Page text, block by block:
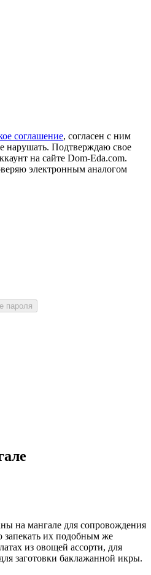
соглашение, согласен с ним
нарушать. Подтверждаю свое
на сайте Dom-Eda.com.
электронным аналогом
пароля
на мангале для сопровождения
их подобным же
из овощей ассорти, для
заготовки баклажанной икры.